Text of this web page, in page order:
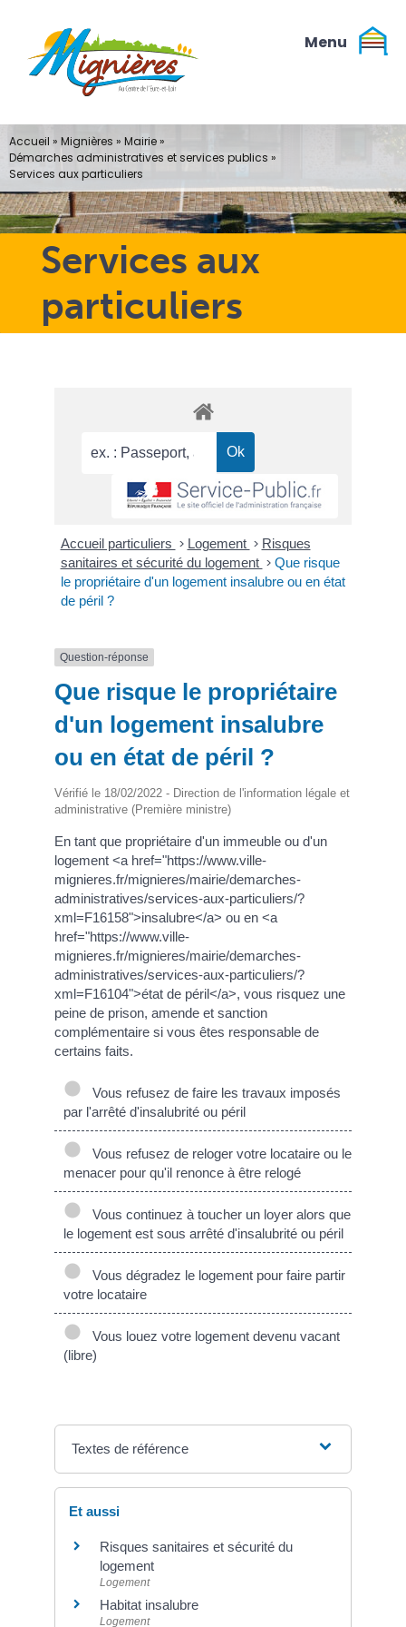
contenu
Services aux
particuliers
Accueil » Mignières » Mairie»
Démarches administratives et services publics »
Services aux particuliers
Accueil particuliers > Logement > Risques
sanitaires et sécurité du logement > Que risque
le propriétaire d'un logement insalubre ou en état
de péril ?
Question-réponse
Que risque le propriétaire
d'un logement insalubre
ou en état de péril ?
Vérifié le 18/02/2022 - Direction de l'information légale et
administrative (Première ministre)
En tant que propriétaire d'un immeuble ou d'un
logement <a href="https://www.ville-
mignieres.fr/mignieres/mairie/demarches-
administratives/services-aux-particuliers/?
xml=F16158">insalubre</a> ou en <a
href="https://www.ville-
mignieres.fr/mignieres/mairie/demarches-
administratives/services-aux-particuliers/?
xml=F16104">état de péril</a>, vous risquez une
peine de prison, amende et sanction
complémentaire si vous êtes responsable de
certains faits.
Vous refusez de faire les travaux imposés
par l'arrêté d'insalubrité ou péril
Vous refusez de reloger votre locataire ou le
menacer pour qu'il renonce à être relogé
Vous continuez à toucher un loyer alors que
le logement est sous arrêté d'insalubrité ou péril
Vous dégradez le logement pour faire partir
votre locataire
Vous louez votre logement devenu vacant
(libre)
Textes de référence
Et aussi
Risques sanitaires et sécurité du
logement
Logement
Habitat insalubre
Logement